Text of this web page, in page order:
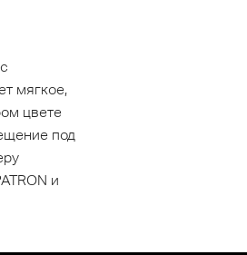
мягкое,
цвете
под
и